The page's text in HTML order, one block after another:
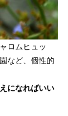
ロムヒュッ
など、個性的
になればいい